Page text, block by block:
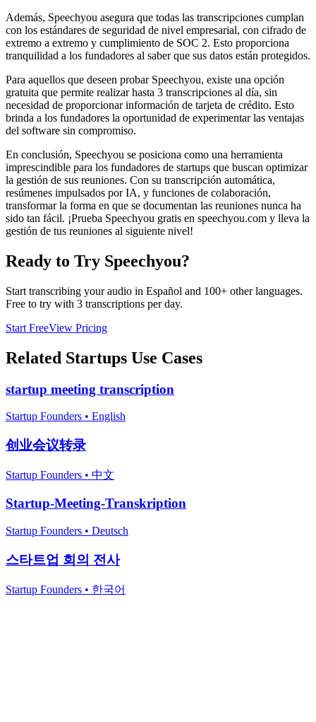
Además, Speechyou asegura que todas las transcripciones cumplan
con los estándares de seguridad de nivel empresarial, con cifrado de
extremo a extremo y cumplimiento de SOC 2. Esto proporciona
tranquilidad a los fundadores al saber que sus datos están protegidos.
Para aquellos que deseen probar Speechyou, existe una opción
gratuita que permite realizar hasta 3 transcripciones al día, sin
necesidad de proporcionar información de tarjeta de crédito. Esto
brinda a los fundadores la oportunidad de experimentar las ventajas
del software sin compromiso.
En conclusión, Speechyou se posiciona como una herramienta
imprescindible para los fundadores de startups que buscan optimizar
la gestión de sus reuniones. Con su transcripción automática,
resúmenes impulsados por IA, y funciones de colaboración,
transformar la forma en que se documentan las reuniones nunca ha
sido tan fácil. ¡Prueba Speechyou gratis en speechyou.com y lleva la
gestión de tus reuniones al siguiente nivel!
Ready to Try Speechyou?
Start transcribing your audio in Español and 100+ other languages.
Free to try with 3 transcriptions per day.
Start FreeView Pricing
Related Startups Use Cases
startup meeting transcription
Startup Founders • English
创业会议转录
Startup Founders • 中文
Startup-Meeting-Transkription
Startup Founders • Deutsch
스타트업 회의 전사
Startup Founders • 한국어